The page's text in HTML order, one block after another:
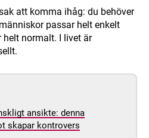
att komma ihåg: du behöver
passar helt enkelt
helt normalt. I livet är
ansikte: denna
skapar kontrovers